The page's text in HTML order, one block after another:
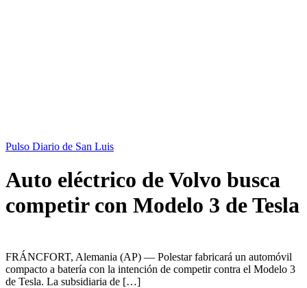
Pulso Diario de San Luis
Auto eléctrico de Volvo busca
competir con Modelo 3 de Tesla
FRÁNCFORT, Alemania (AP) — Polestar fabricará un automóvil
compacto a batería con la intención de competir contra el Modelo 3
de Tesla. La subsidiaria de […]